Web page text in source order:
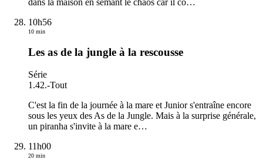
10h56
10 min
Les as de la jungle à la rescousse
Série
1.42.-Tout
C'est la fin de la journée à la mare et Junior s'entraîne encore
sous les yeux des As de la Jungle. Mais à la surprise générale,
un piranha s'invite à la mare e…
11h00
20 min